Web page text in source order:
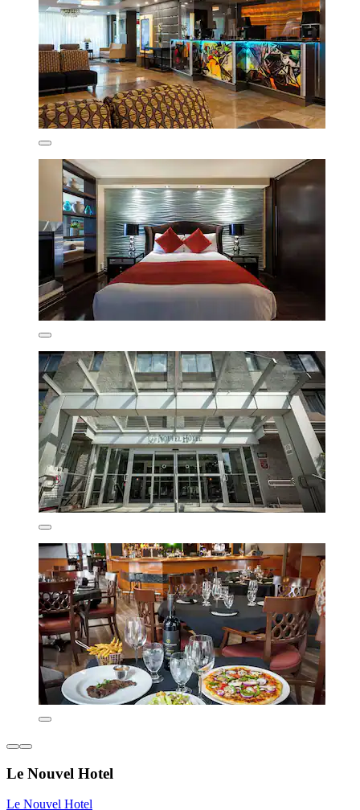
Le Nouvel Hotel
Le Nouvel Hotel